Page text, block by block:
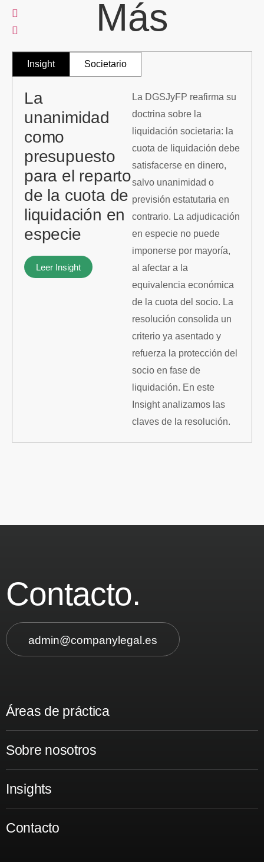
Más
Insight Societario
La
unanimidad
como
presupuesto
para el reparto
de la cuota de
liquidación en
especie
Leer Insight
La DGSJyFP reafirma su
doctrina sobre la
liquidación societaria: la
cuota de liquidación debe
satisfacerse en dinero,
salvo unanimidad o
previsión estatutaria en
contrario. La adjudicación
en especie no puede
imponerse por mayoría,
al afectar a la
equivalencia económica
de la cuota del socio. La
resolución consolida un
criterio ya asentado y
refuerza la protección del
socio en fase de
liquidación. En este
Insight analizamos las
claves de la resolución.
Contacto.
admin@companylegal.es
Áreas de práctica
Sobre nosotros
Insights
Contacto